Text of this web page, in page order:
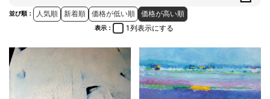
並び順： 人気順 新着順 価格が低い順 価格が高い順
表示： 1列表示にする